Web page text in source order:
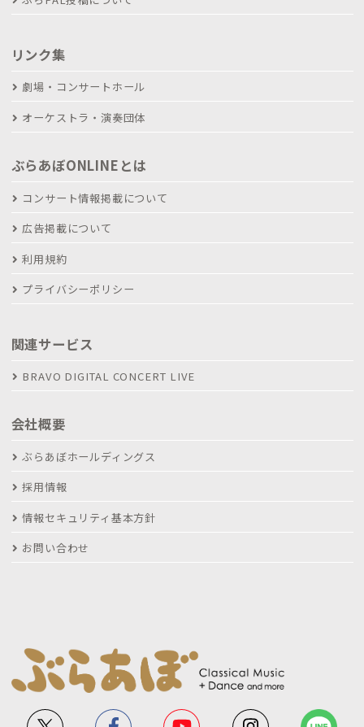
リンク集
劇場・コンサートホール
オーケストラ・演奏団体
ぶらあぼONLINEとは
コンサート情報掲載について
広告掲載について
利用規約
プライバシーポリシー
関連サービス
BRAVO DIGITAL CONCERT LIVE
会社概要
ぶらあぼホールディングス
採用情報
情報セキュリティ基本方針
お問い合わせ